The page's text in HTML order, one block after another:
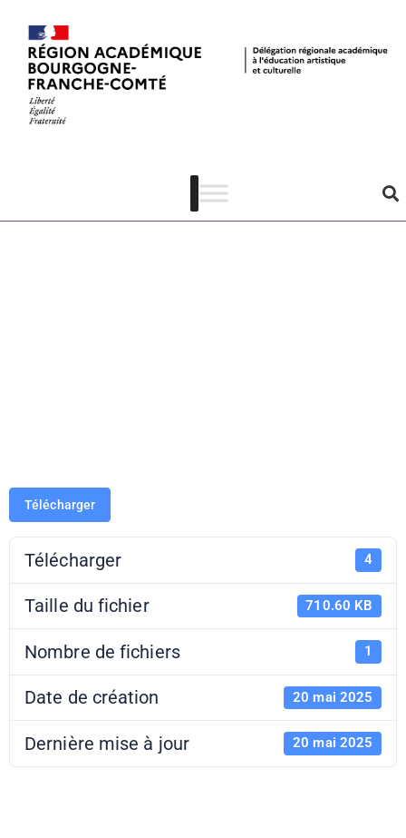
Ateliers
d’écriture –
Nevers
Télécharger
Télécharger 4
Taille du fichier 710.60 KB
Nombre de fichiers 1
Date de création 20 mai 2025
Dernière mise à jour 20 mai 2025